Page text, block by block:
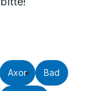
Axor Bad